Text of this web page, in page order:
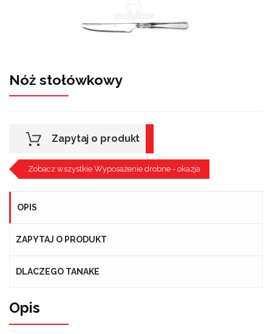
Nóż stołówkowy
Zapytaj o produkt
Zobacz wszystkie Wyposażenie drobne - okazja
OPIS
ZAPYTAJ O PRODUKT
DLACZEGO TANAKE
Opis